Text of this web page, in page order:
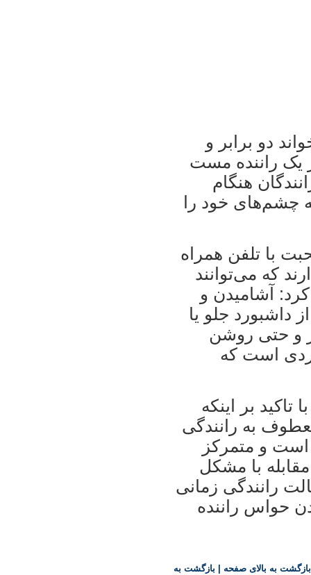
دو برابر و
یک راننده مست
هنگام
معمولا در هر ۶ ثانیه ۴ ثانیه چشم‌های خود را
با تلفن همراه
که می‌توانند
آشامیدن و
داشبورد جلو یا
و حتی روشن
است که
بر اینکه
به رانندگی
و متمرکز
با مشکل
رانندگی زمانی
حواس راننده
بازگشت به بالای صفحه بازگشت به